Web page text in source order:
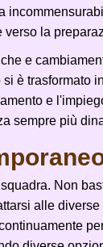
la
e
è trasformato
e
sempre più
Non
alle